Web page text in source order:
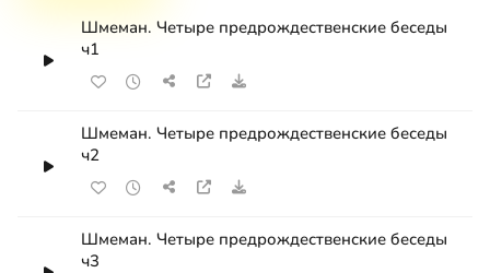
Шмеман. Четыре предрождественские беседы
ч1
Шмеман. Четыре предрождественские беседы
ч2
Шмеман. Четыре предрождественские беседы
ч3